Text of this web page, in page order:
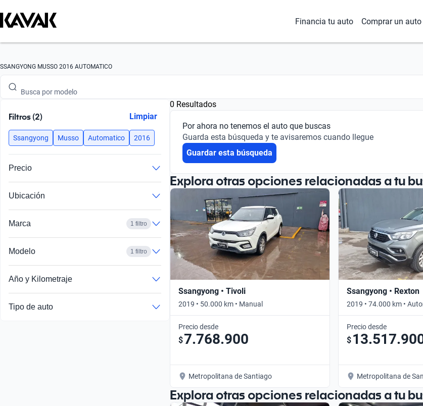
Financia tu auto Comprar un auto
SSANGYONG MUSSO 2016 AUTOMATICO
Busca por marca
Busca por año
Busca por marca
Busca por versión
Busca por año
Filtros (2) Limpiar
Ssangyong Musso Automatico 2016
Precio
Ubicación
Marca 1 filtro
Modelo 1 filtro
Año y Kilometraje
Tipo de auto
0 Resultados
Por ahora no tenemos el auto que buscas
Guarda esta búsqueda y te avisaremos cuando llegue
Guardar esta búsqueda
Explora otras opciones relacionadas a tu
Ssangyong • Tivoli
2019 • 50.000 km • Manual
Precio desde
$7.768.900
Metropolitana de Santiago
Ssangyong • Rexton
2019 • 74.000 km •
Precio desde
$
Metropolitana de
Explora otras opciones relacionadas a tu